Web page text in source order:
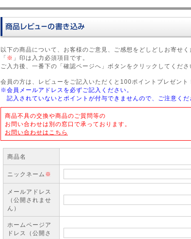
以下の商品について、お客様のご意見、ご感想をどしどしお寄せく
「 ※ 」印は入力必須項目です。
ご入力後、一番下の「確認ページへ」ボタンをクリックしてくださ
会員の方は、レビューをご記入いただくと100ポイントプレゼント
※会員メールアドレスを必ずご記入ください。
記入されていないとポイントが付与できませんので、ご注意くだ
商品不具の交換や商品のご質問等の
お問い合わせは別の窓口で承っております。
お問い合わせはこちら
商品名
ニックネーム ※
メールアドレス
（公開されませ
ん）
ホームページア
ドレス（公開さ